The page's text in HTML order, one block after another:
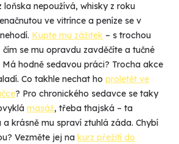
loňska nepoužívá, whisky z roku
ve vitrínce a peníze se v
Kupte mu zážitek – s trochou
se mu opravdu zavděčíte a tučné
Má hodně sedavou práci? Trocha akce
Co takhle nechat ho proletět ve
? Pro chronického sedavce se taky
masáž, třeba thajská – ta
a krásně mu spraví ztuhlá záda. Chybí
Vezměte jej na kurz přežití do